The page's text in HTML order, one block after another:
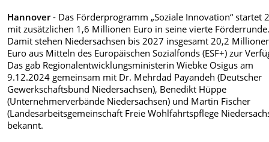
Hannover- Das Förderprogramm „Soziale Innovation“ startet
mit zusätzlichen 1,6 Millionen Euro in seine vierte
Damit stehen Niedersachsen bis 2027 insgesamt 20,2
Euro aus Mitteln des Europäischen Sozialfonds (ESF+) zur
Das gab Regionalentwicklungsministerin Wiebke Osigus am
9.12.2024 gemeinsam mit Dr. Mehrdad Payandeh (Deutscher
Gewerkschaftsbund Niedersachsen), Benedikt Hüppe
(Unternehmerverbände Niedersachsen) und Martin Fischer
(Landesarbeitsgemeinschaft Freie Wohlfahrtspflege
bekannt.